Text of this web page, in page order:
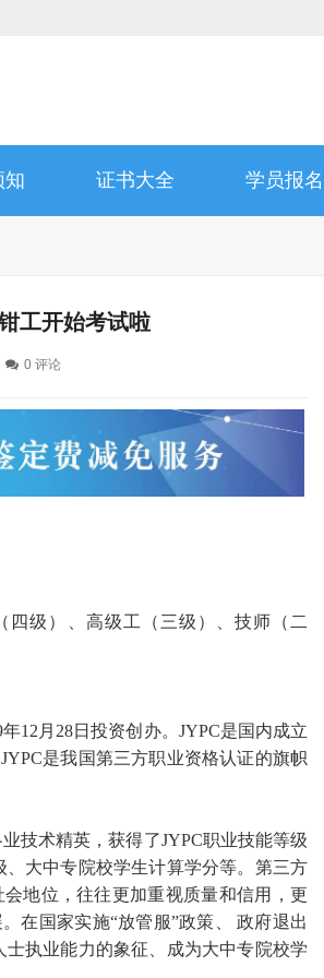
知 证书大全 学员报名
工开始考试啦
0 评论
四级）、高级工（三级）、技师（二
12月28日投资创办。JYPC是国内成立
是我国第三方职业资格认证的旗帜
技术精英，获得了JYPC职业技能等级
大中专院校学生计算学分等。第三方
地位，往往更加重视质量和信用，更
在国家实施“放管服”政策、
政府退出
执业能力的象征、成为大中专院校学